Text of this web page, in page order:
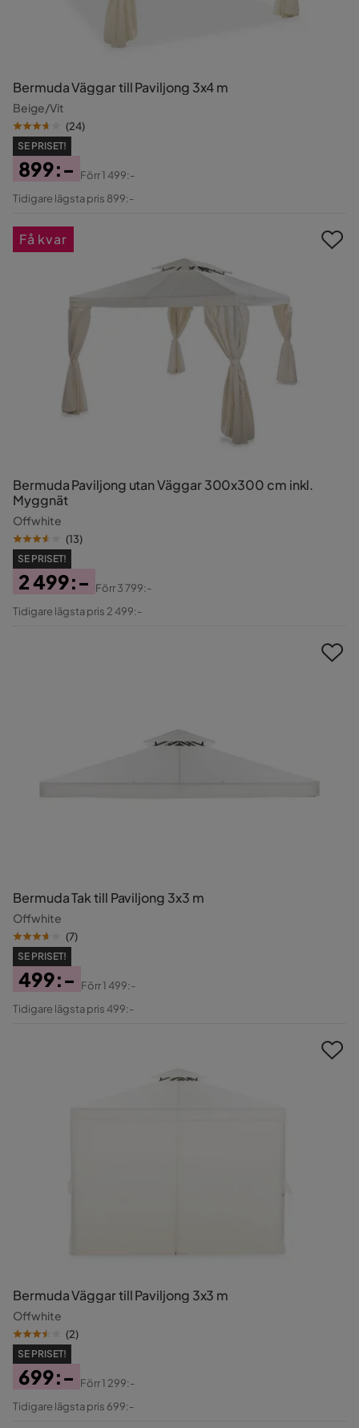
Bermuda Väggar till Paviljong 3x4 m
Beige/Vit
(24)
SE PRISET!
Pris
899:-
Original
Förr1 499:-
Tidigare lägsta pris 899:-
Bermuda Paviljong utan Väggar 300x300 cm inkl.
Myggnät
Offwhite
(13)
SE PRISET!
Pris
2 499:-
Original
Förr3 799:-
Tidigare lägsta pris 2 499:-
Få kvar
Bermuda Tak till Paviljong 3x3 m
Offwhite
(7)
SE PRISET!
Pris
499:-
Original
Förr1 499:-
Tidigare lägsta pris 499:-
Bermuda Väggar till Paviljong 3x3 m
Offwhite
(2)
SE PRISET!
Pris
699:-
Original
Förr1 299:-
Tidigare lägsta pris 699:-